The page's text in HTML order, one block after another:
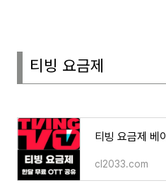
티빙 요금제
cl2033.com